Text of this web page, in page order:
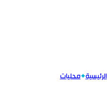
الرئيسية محليات